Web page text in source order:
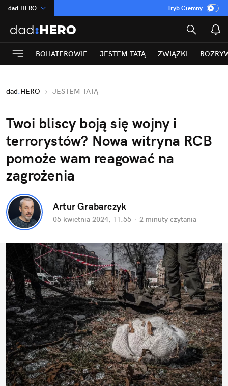
dad:HERO
:Temat
INN:Poland
ASZ:dziennik
Rozrywka
Tryb Ciemny
BOHATEROWIE JESTEM TATĄ ZWIĄZKI
dad:HERO JESTEM TATĄ
Twoi bliscy boją się wojny i
terrorystów? Nowa witryna RCB
pomoże wam reagować na
zagrożenia
Artur Grabarczyk
05 kwietnia 2024, 11:55 · 2 minuty czytania